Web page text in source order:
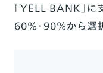
「YELL BANK」に
60%・90%から選